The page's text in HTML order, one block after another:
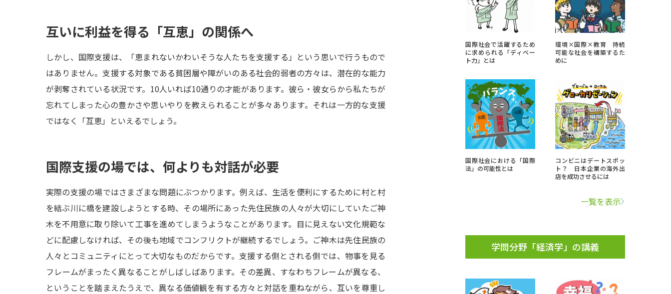
実施プログラムから探す
受験準備 資料検索
先輩が入学を決めた理由
新生活お役立ちガイド
学問発見
大学で学びたい学問発見
学問のミニ講義「夢ナビ講義」 学問分野解説 学問の教科書 夢ナビライブ
互いに利益を得る「互恵」の関係へ
しかし、国際支援は、「恵まれないかわいそうな人たちを支援する」という思いで行うもので
はありません。支援する対象である貧困層や障がいのある社会的弱者の方々は、潜在的な能力
が剥奪されている状況です。10人いれば10通りの才能があります。彼ら・彼女らから私たちが
忘れてしまった心の豊かさや思いやりを教えられることが多々あります。それは一方的な支援
ではなく「互恵」といえるでしょう。
国際支援の場では、何よりも対話が必要
実際の支援の場ではさまざまな問題にぶつかります。例えば、生活を便利にするために村と村
を結ぶ川に橋を建設しようとする時、その場所にあった先住民族の人々が大切にしていたご神
木を不用意に取り除いて工事を進めてしまうようなことがあります。目に見えない文化規範な
どに配慮しなければ、その後も地域でコンフリクトが継続するでしょう。ご神木は先住民族の
人々とコミュニティにとって大切なものだからです。支援する側とされる側では、物事を見る
フレームがまったく異なることがしばしばあります。その差異、すなわちフレームが異なる、
ということを踏まえたうえで、異なる価値観を有する方々と対話を重ねながら、互いを尊重し
国際社会で活躍するため
に求められる「ディベー
ト力」とは
環境×国際×教育 持続
可能な社会を構築するた
めに
国際社会における「国際
法」の可能性とは
コンビニはデートスポッ
ト？ 日本企業の海外出
店を成功させるには
一覧を表示
学問分野「経済学」の講義